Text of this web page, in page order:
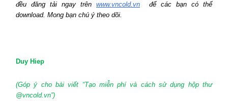
đều đăng tải ngay trên www.vncold.vn
để các bạn có thể
download. Mong bạn chú ý theo dõi.
Duy Hiep
(Góp ý cho bài viết “Tạo miễn phí và cách sử dụng hộp thư
@vncold.vn”)